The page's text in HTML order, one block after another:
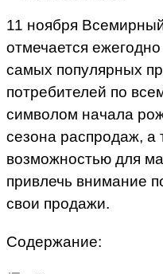
11 ноября
отмечается
самых популярных
потребителей по
символом начала
сезона распродаж, а
возможностью для
привлечь внимание
свои продажи.
Содержание: